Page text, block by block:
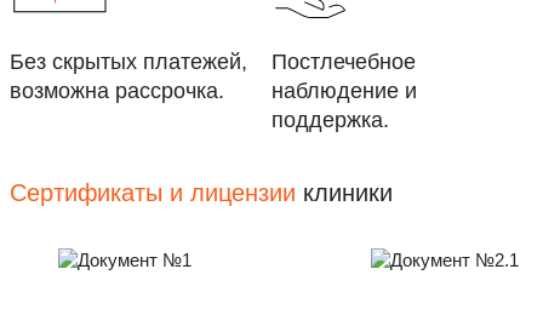
Без скрытых платежей,
возможна рассрочка.
Постлечебное
наблюдение и
поддержка.
Сертификаты и лицензии клиники